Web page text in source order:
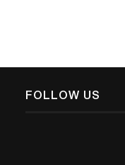
FOLLOW US